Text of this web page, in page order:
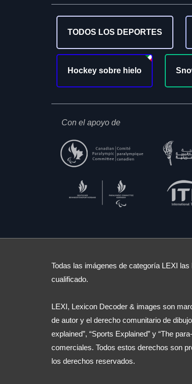
TODOS LOS DEPORTES
Hockey sobre hielo
Con el apoyo de
Todas las imágenes de categoría LEXI
cualificado.
LEXI, Lexicon Decoder & images son
de autor y el derecho comunitario de
explained”, “Sports Explained” y “The
comerciales. Todos estos derechos son
los derechos reservados.